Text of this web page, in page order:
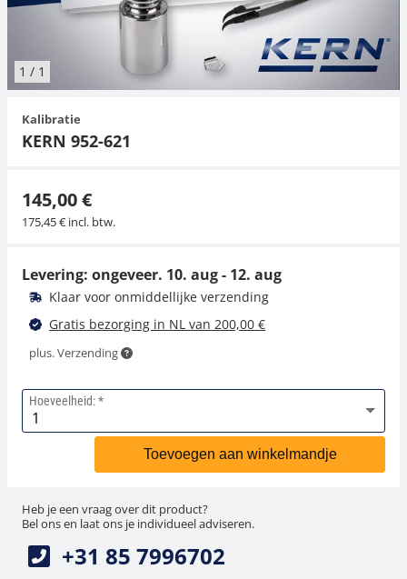
1 / 1
Kalibratie
KERN 952-621
145,00 €
175,45 € incl. btw.
Levering: ongeveer. 10. aug - 12. aug
Klaar voor onmiddellijke verzending
Gratis bezorging in NL van 200,00 €
plus. Verzending
Hoeveelheid:
Toevoegen aan winkelmandje
Heb je een vraag over dit product?
Bel ons en laat ons je individueel adviseren.
+31 85 7996702
Hangende weegschalen
Kraanweegschalen
Weegschaal inclusief software
Accessoires
Spannings- en compressiebelastingcellen
Trekapparaten
Externe verlichting
Toepassingen voor experts
Universele toepassingen
Kleurmeting